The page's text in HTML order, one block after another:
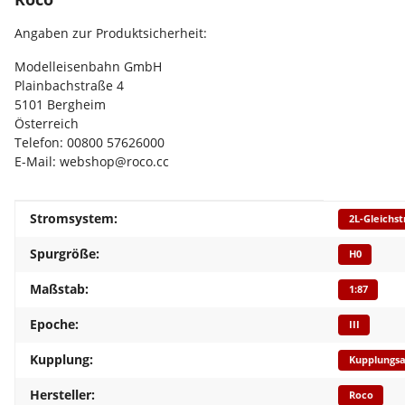
Angaben zur Produktsicherheit:
Modelleisenbahn GmbH
Plainbachstraße 4
5101 Bergheim
Österreich
Telefon: 00800 57626000
E-Mail: webshop@roco.cc
Produkteigenschaft
Wert
Stromsystem: 2L-
Spurgröße: H0
Maßstab: 1:87
Epoche: III
Kupplung:
Hersteller: Roco